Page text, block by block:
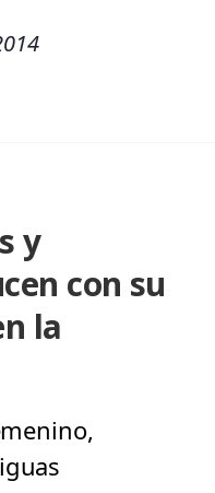
y
con su
la